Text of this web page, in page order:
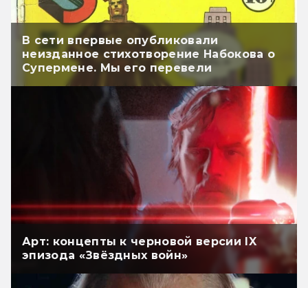
В сети впервые опубликовали
неизданное стихотворение Набокова о
Супермене. Мы его перевели
Арт: концепты к черновой версии IX
эпизода «Звёздных войн»